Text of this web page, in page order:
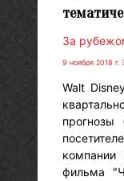
За
9 ноября 2018 г.
Walt
прогнозы
фильма